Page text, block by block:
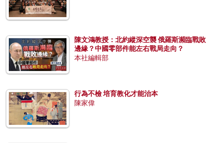
陳文鴻教授：北約縱深空襲 俄羅斯瀕臨戰敗
邊緣？中國零部件能左右戰局走向？
本社編輯部
行為不檢 培育教化才能治本
陳家偉